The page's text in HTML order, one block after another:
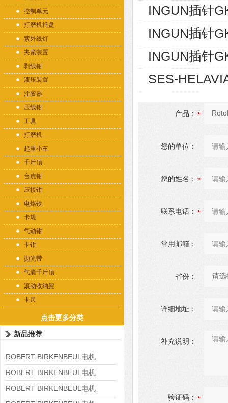
控制单元
打磨机托盘
紫外线灯
夹紧装置
剥线钳
液压装置
注胶器
压线钳
工具
打磨机
起重小车
千斤顶
台虎钳
压接钳
电烙铁
卡规
气动钳
卡钳
抛光带
气囊千斤顶
滚动收纳架
卡尺
点击更多分类
新品推荐
ROBERT BIRKENBEUL电机
8APE225M-4-IE3
ROBERT BIRKENBEUL电机
8APE180L-4 IE3
ROBERT BIRKENBEUL电机
INGUN插针
INGUN插针
INGUN插针
SES-
产品：
您的单位：
您的姓名：
联系电话：
常用邮箱：
省份：
详细地址：
补充说明：
验证码：